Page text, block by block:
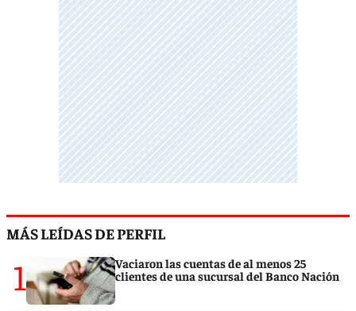
MÁS LEÍDAS DE PERFIL
1
Vaciaron las cuentas de al menos 25
clientes de una sucursal del Banco Nación